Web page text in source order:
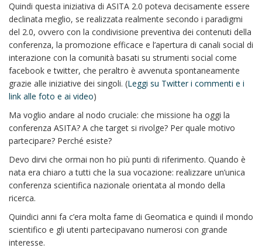
Quindi questa iniziativa di ASITA 2.0 poteva decisamente essere
declinata meglio, se realizzata realmente secondo i paradigmi
del 2.0, ovvero con la condivisione preventiva dei contenuti della
conferenza, la promozione efficace e l’apertura di canali social di
interazione con la comunità basati su strumenti social come
facebook e twitter, che peraltro è avvenuta spontaneamente
grazie alle iniziative dei singoli. (Leggi su Twitter i commenti e i
link alle foto e ai video)
Ma voglio andare al nodo cruciale: che missione ha oggi la
conferenza ASITA? A che target si rivolge? Per quale motivo
partecipare? Perché esiste?
Devo dirvi che ormai non ho più punti di riferimento. Quando è
nata era chiaro a tutti che la sua vocazione: realizzare un’unica
conferenza scientifica nazionale orientata al mondo della
ricerca.
Quindici anni fa c’era molta fame di Geomatica e quindi il mondo
scientifico e gli utenti partecipavano numerosi con grande
interesse.